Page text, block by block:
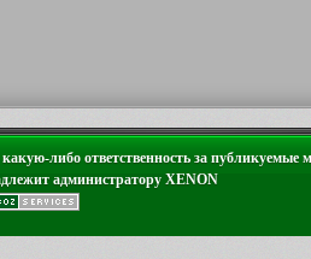
либо ответственность за публикуемые
администратору XENON